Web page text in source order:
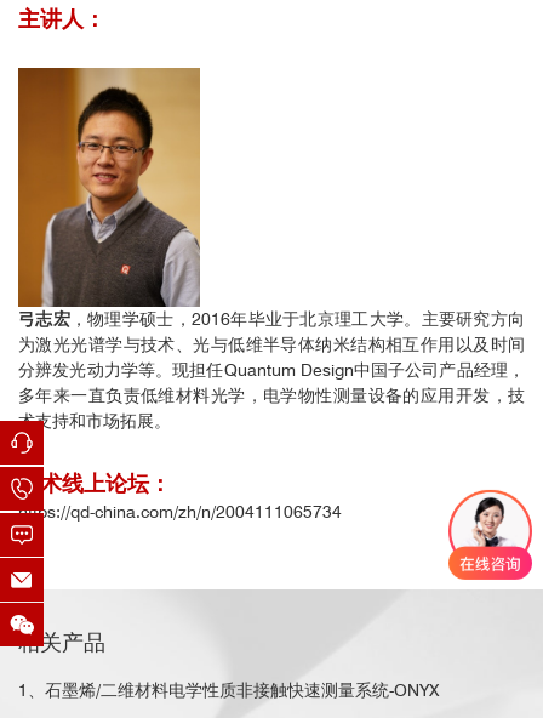
主讲人：
弓志宏，物理学硕士，2016年毕业于北京理工大学。主要研究方向
为激光光谱学与技术、光与低维半导体纳米结构相互作用以及时间
分辨发光动力学等。现担任Quantum Design中国子公司产品经理，
多年来一直负责低维材料光学，电学物性测量设备的应用开发，技
术支持和市场拓展。
技术线上论坛：
https://qd-china.com/zh/n/2004111065734
相关产品
1、石墨烯/二维材料电学性质非接触快速测量系统-ONYX